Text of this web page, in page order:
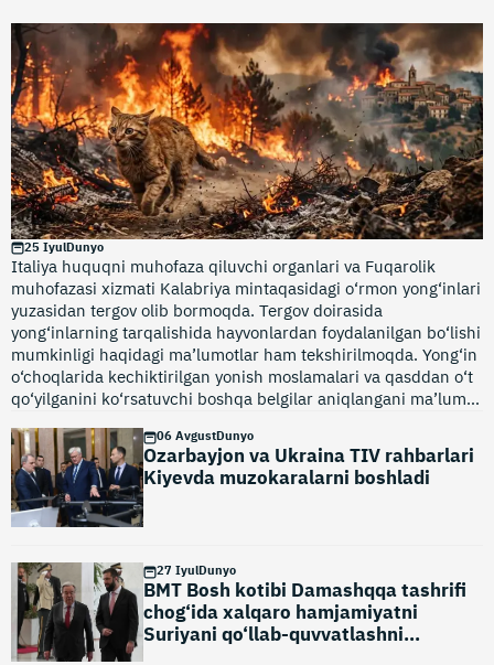
06 AvgustDunyo
Ozarbayjon va Ukraina TIV rahbarlari
Kiyevda muzokaralarni boshladi
27 IyulDunyo
BMT Bosh kotibi Damashqqa tashrifi
chog‘ida xalqaro hamjamiyatni
Suriyani qo‘llab-quvvatlashni
borilmoqda
25 IyulDunyo
Italiya huquqni muhofaza qiluvchi organlari va Fuqarolik
muhofazasi xizmati Kalabriya mintaqasidagi o‘rmon yong‘inlari
yuzasidan tergov olib bormoqda. Tergov doirasida
yong‘inlarning tarqalishida hayvonlardan foydalanilgan bo‘lishi
mumkinligi haqidagi ma’lumotlar ham tekshirilmoqda. Yong‘in
o‘choqlarida kechiktirilgan yonish moslamalari va qasddan o‘t
qo‘yilganini ko‘rsatuvchi boshqa belgilar aniqlangani ma’lum